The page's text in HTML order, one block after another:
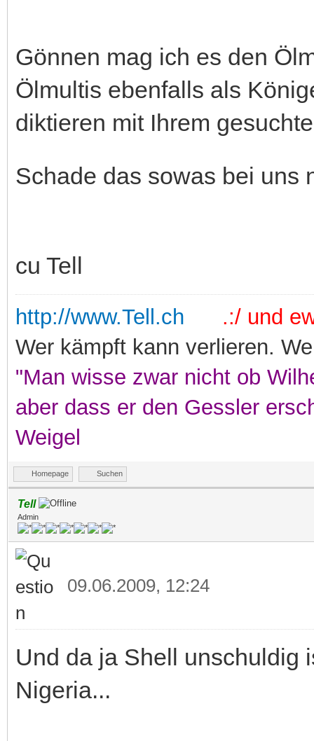
Gönnen mag ich es den
Ölmultis ebenfalls als
diktieren mit Ihrem
Schade das sowas bei uns
cu Tell
http://www.Tell.ch
.:/ und
Wer kämpft kann verlieren.
"Man wisse zwar nicht ob
aber dass er den Gessler
Weigel
Homepage Suchen
Tell
Admin
09.06.2009, 12:24
Und da ja Shell unschuldig
Nigeria...